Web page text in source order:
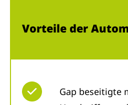
Vorteile der
Gap beseitigte